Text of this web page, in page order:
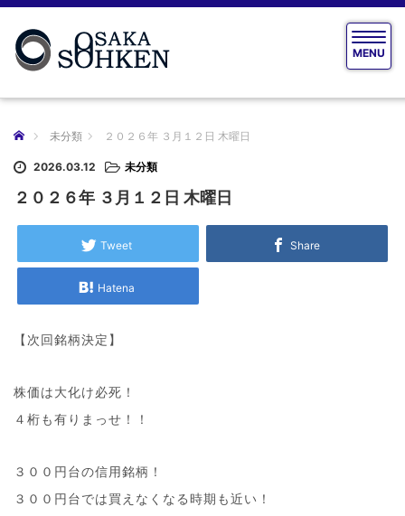
T
o
g
MENU
ホーム 未分類 ２０２６年 ３月１２日 木曜日
2026.03.12 未分類
２０２６年 ３月１２日 木曜日
Tweet Share
Hatena
【次回銘柄決定】
株価は大化け必死！
４桁も有りまっせ！！
３００円台の信用銘柄！
３００円台では買えなくなる時期も近い！